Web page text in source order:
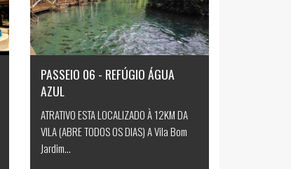
PASSEIO 06 - REFÚGIO ÁGUA
AZUL
ATRATIVO ESTA LOCALIZADO À 12KM DA
VILA (ABRE TODOS OS DIAS) A Vila Bom
Jardim...